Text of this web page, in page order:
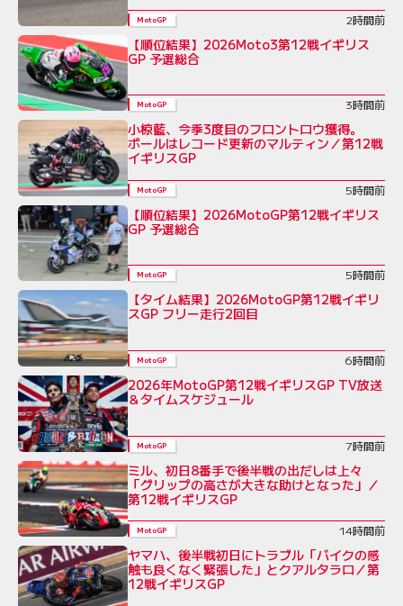
MotoGP 2時間前
【順位結果】2026Moto3第12戦イギリス
GP 予選総合
MotoGP 3時間前
小椋藍、今季3度目のフロントロウ獲得。
ポールはレコード更新のマルティン／第12戦
イギリスGP
MotoGP 5時間前
【順位結果】2026MotoGP第12戦イギリス
GP 予選総合
MotoGP 5時間前
【タイム結果】2026MotoGP第12戦イギリ
スGP フリー走行2回目
MotoGP 6時間前
2026年MotoGP第12戦イギリスGP TV放送
＆タイムスケジュール
MotoGP 7時間前
ミル、初日8番手で後半戦の出だしは上々
「グリップの高さが大きな助けとなった」／
第12戦イギリスGP
MotoGP 14時間前
ヤマハ、後半戦初日にトラブル「バイクの感
触も良くなく緊張した」とクアルタラロ／第
12戦イギリスGP